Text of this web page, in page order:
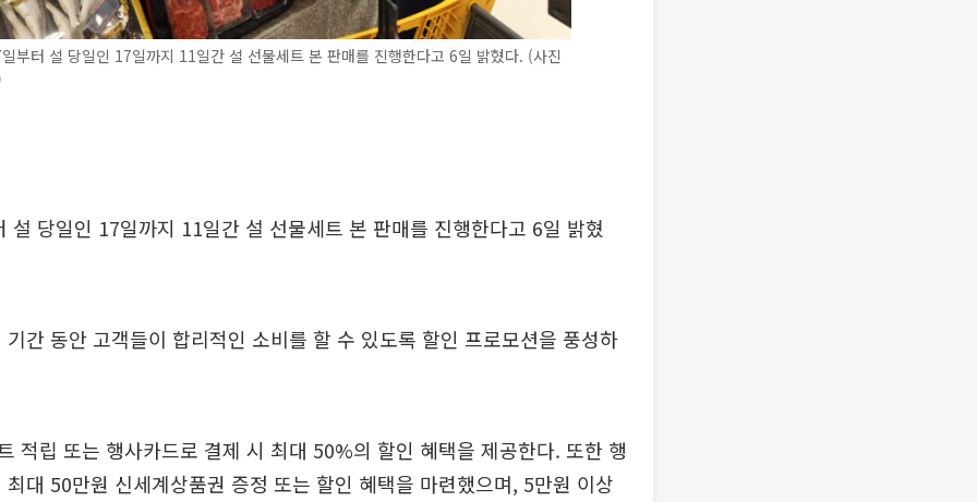
부터 설 당일인 17일까지 11일간 설 선물세트 본 판매를 진행한다고 6일 밝혔다. (사진
설 당일인 17일까지 11일간 설 선물세트 본 판매를 진행한다고 6일 밝혔
기간 동안 고객들이 합리적인 소비를 할 수 있도록 할인 프로모션을 풍성하
적립 또는 행사카드로 결제 시 최대 50%의 할인 혜택을 제공한다. 또한 행
대 50만원 신세계상품권 증정 또는 할인 혜택을 마련했으며, 5만원 이상